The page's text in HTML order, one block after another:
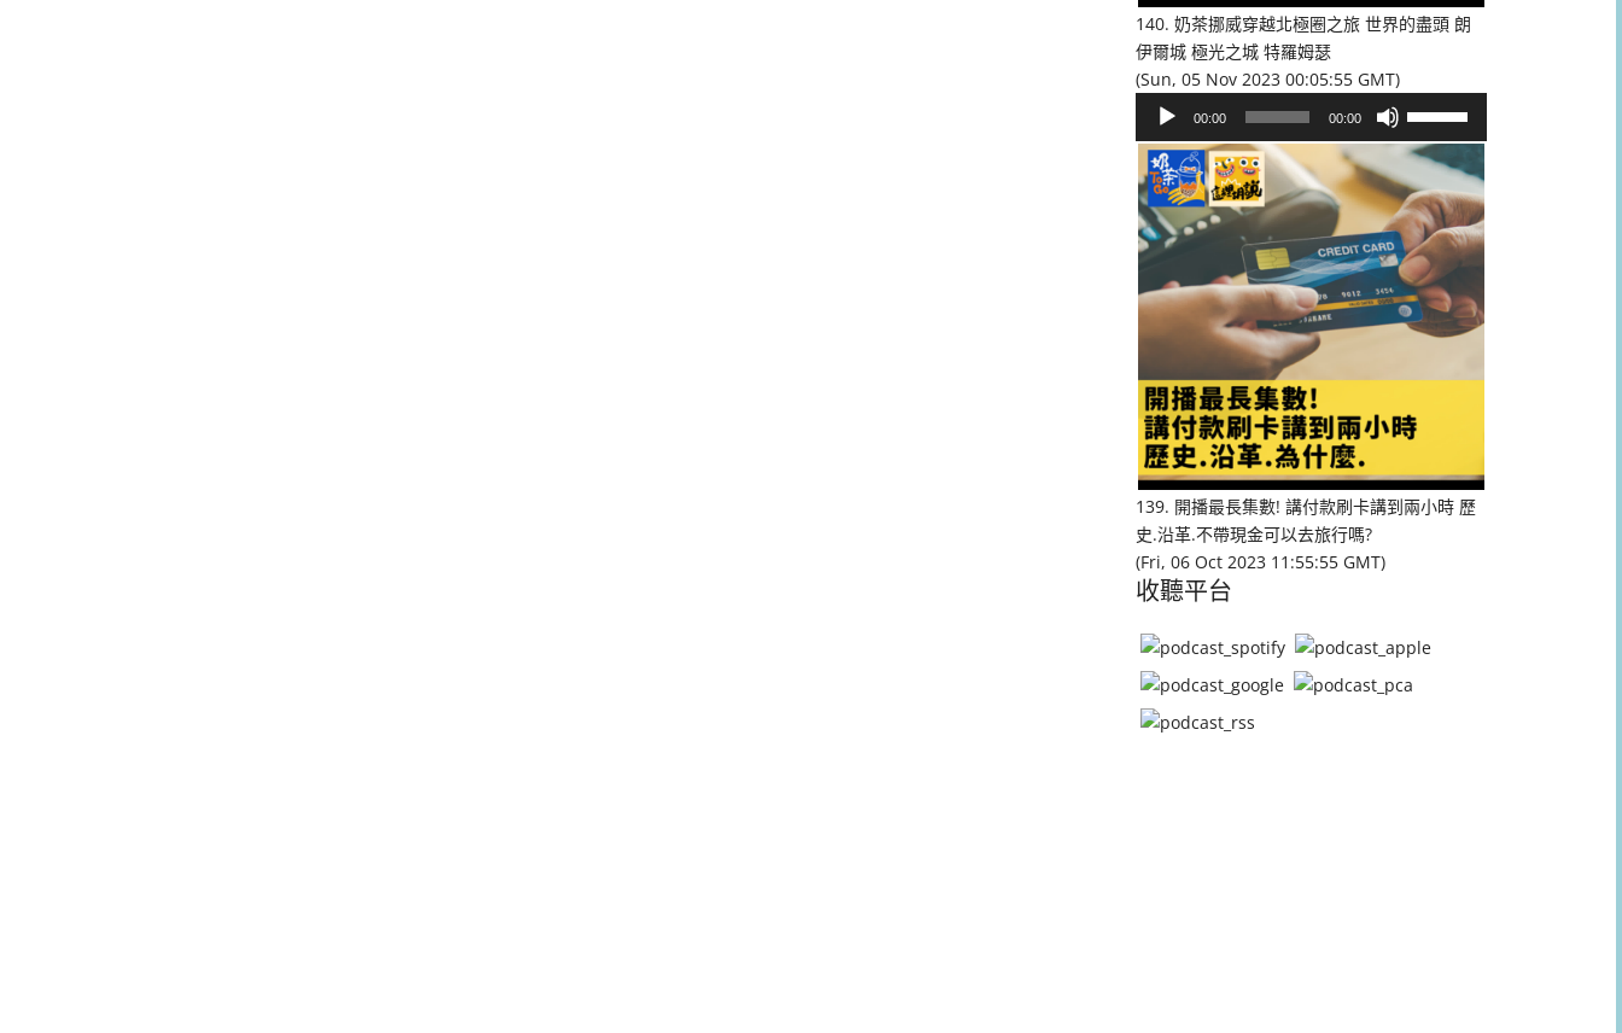
量。
140. 奶茶挪威穿越北極圈之旅 世界的盡頭 朗
伊爾城 極光之城 特羅姆瑟
(Sun, 05 Nov 2023 00:05:55 GMT)
播
放
器
00:00 00:00
向
上/
向
下
鍵
以
提
或
降
低
量。
139. 開播最長集數! 講付款刷卡講到兩小時 歷
史.沿革.不帶現金可以去旅行嗎?
(Fri, 06 Oct 2023 11:55:55 GMT)
收聽平台